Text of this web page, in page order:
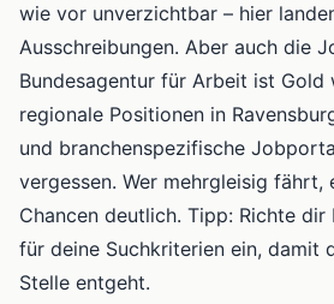
wie vor unverzichtbar – hier
Ausschreibungen. Aber auch die
Bundesagentur für Arbeit ist
regionale Positionen in
und branchenspezifische
vergessen. Wer mehrgleisig fährt,
Chancen deutlich. Tipp: Richte dir
für deine Suchkriterien ein, damit
Stelle entgeht.